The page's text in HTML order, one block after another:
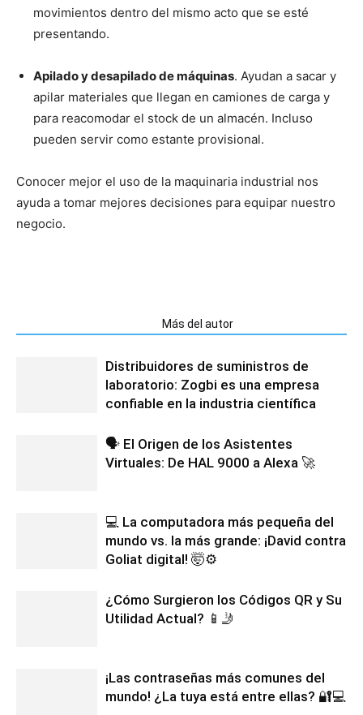
movimientos dentro del mismo acto que se esté
presentando.
Apilado y desapilado de máquinas. Ayudan a sacar y
apilar materiales que llegan en camiones de carga y
para reacomodar el stock de un almacén. Incluso
pueden servir como estante provisional.
Conocer mejor el uso de la maquinaria industrial nos
ayuda a tomar mejores decisiones para equipar nuestro
negocio.
Más del autor
Distribuidores de suministros de
laboratorio: Zogbi es una empresa
confiable en la industria científica
🗣️ El Origen de los Asistentes
Virtuales: De HAL 9000 a Alexa 🚀
💻 La computadora más pequeña del
mundo vs. la más grande: ¡David contra
Goliat digital! 🤯⚙️
¿Cómo Surgieron los Códigos QR y Su
Utilidad Actual? 📱🤳
¡Las contraseñas más comunes del
mundo! ¿La tuya está entre ellas? 🔐💻